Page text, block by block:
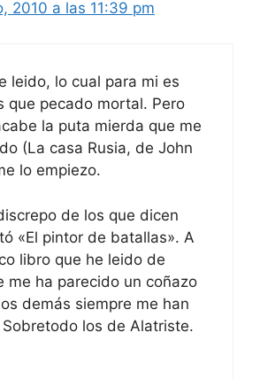
2010 a las 11:39 pm
leido, lo cual para mi es
que pecado mortal. Pero
la puta mierda que me
(La casa Rusia, de John
lo empiezo.
de los que dicen
«El pintor de batallas». A
libro que he leido de
me ha parecido un coñazo
demás siempre me han
los de Alatriste.